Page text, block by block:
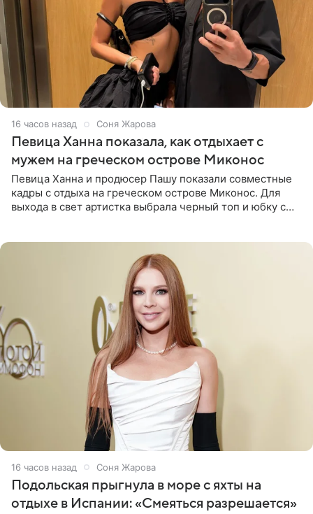
16 часов назад Соня Жарова
Певица Ханна показала, как отдыхает с
мужем на греческом острове Миконос
Певица Ханна и продюсер Пашу показали совместные
кадры с отдыха на греческом острове Миконос. Для
выхода в свет артистка выбрала черный топ и юбку с
16 часов назад Соня Жарова
Подольская прыгнула в море с яхты на
отдыхе в Испании: «Смеяться разрешается»